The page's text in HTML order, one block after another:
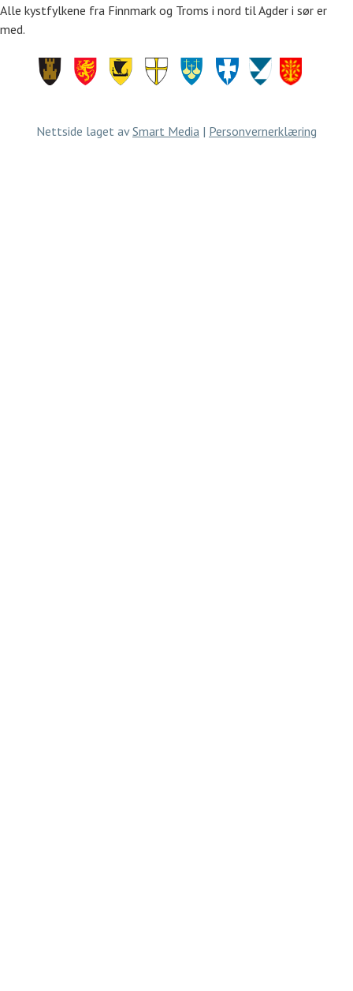
Alle kystfylkene fra Finnmark og Troms i nord til Agder i sør er
med.
FinnmarkTroms NordlandTrøndelagMøre
RogalandVestland
Nettside laget avSmart Media | Personvernerklæring